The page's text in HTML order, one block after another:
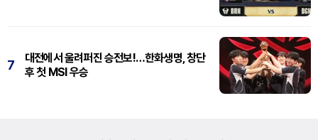
7
대전에서 울려퍼진 승전보!…한화생명, 창단
후 첫 MSI 우승